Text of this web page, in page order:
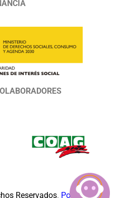
Reservados. Política de